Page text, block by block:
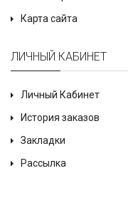
Карта сайта
ЛИЧНЫЙ КАБИНЕТ
Личный Кабинет
История заказов
Закладки
Рассылка